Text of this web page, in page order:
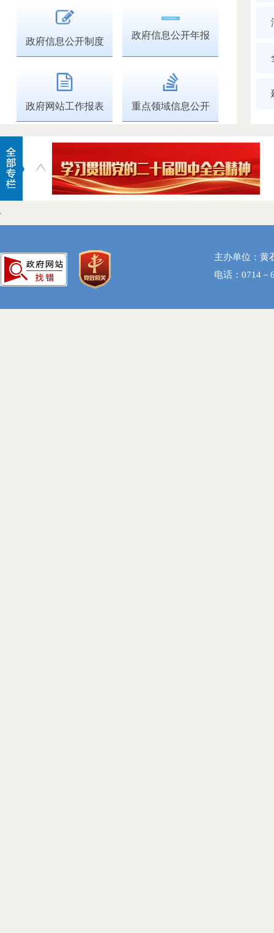
政府信息公开制度
政府信息公开年报
政府网站工作报表 重点领域信息公开
主办单位：
电话：0714